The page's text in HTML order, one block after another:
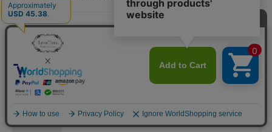
ワード/用途
パール ジルコニア クリスタル ダイヤモンド シルバー ゴールド
エ ネイル シンプル ゴージャス おしゃれ オシャレ お洒落 ジュエ
リー 高品質 オシャレ お洒落 インスタ 即日出荷 即日発送 即納
翌日配送可能 新品 格安 激安 通販 通信販売 購入 小物 アイテム